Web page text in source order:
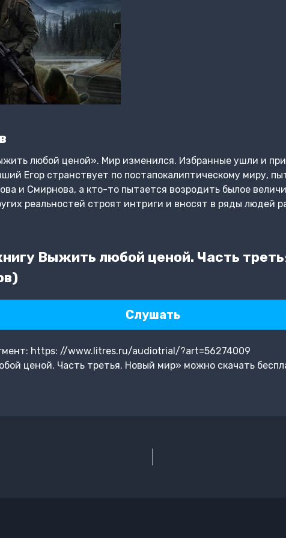
любой ценой». Мир изменился. Избранные ушли и
Егор странствует по постапокалиптическому миру,
и Смирнова, а кто-то пытается возродить былое
реальностей строят интриги и вносят в ряды людей
Выжить любой ценой. Часть
Слушать
https: //www.litres.ru/audiotrial/?art=56274009
ценой. Часть третья. Новый мир» можно скачать